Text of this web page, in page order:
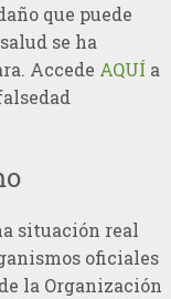
que puede
se ha
Accede AQUÍ a
situación real
oficiales
la Organización